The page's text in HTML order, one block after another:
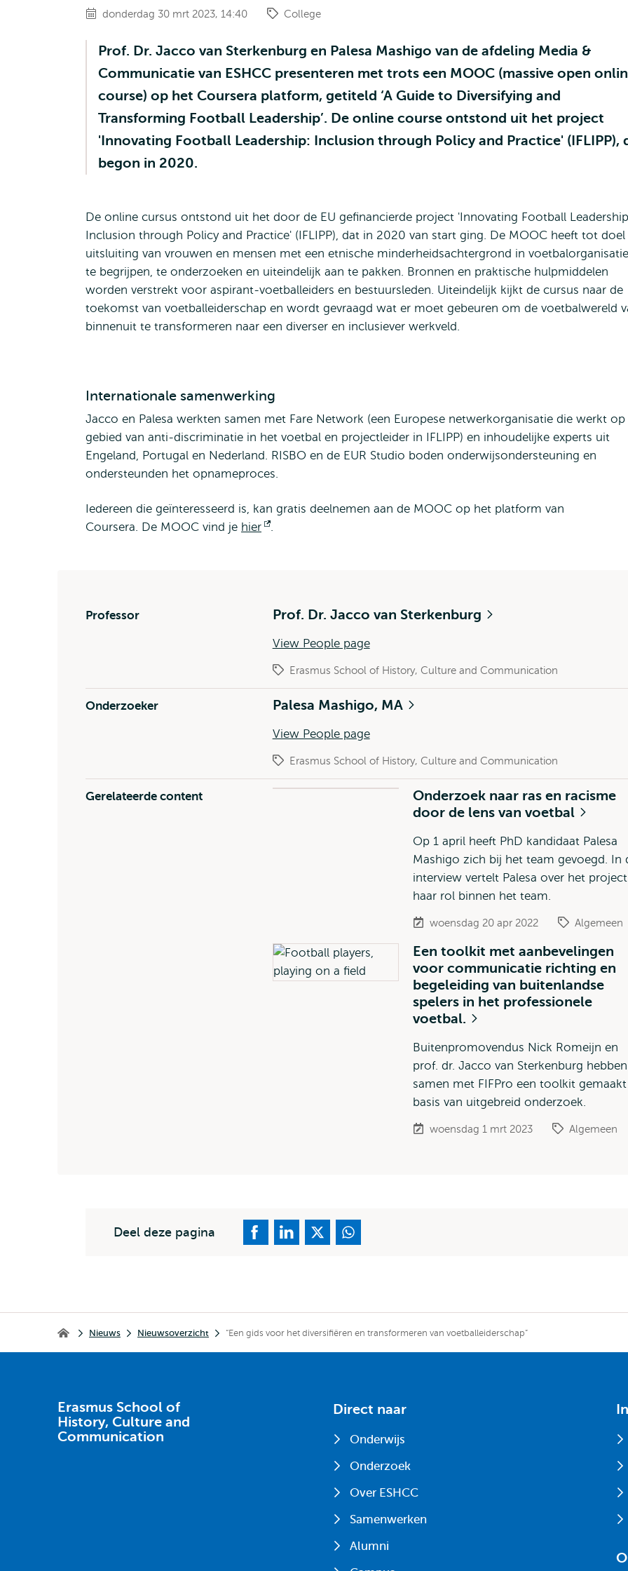
donderdag 30 mrt 2023, 14:40 College
Prof. Dr. Jacco van Sterkenburg en Palesa Mashigo van de afdeling Media &
Communicatie van ESHCC presenteren met trots een MOOC (massive open
course) op het Coursera platform, getiteld ‘A Guide to Diversifying and
Transforming Football Leadership’. De online course ontstond uit het project
'Innovating Football Leadership: Inclusion through Policy and Practice' (IFLIPP),
begon in 2020.
De online cursus ontstond uit het door de EU gefinancierde project 'Innovating Football
Inclusion through Policy and Practice' (IFLIPP), dat in 2020 van start ging. De MOOC heeft tot doel
uitsluiting van vrouwen en mensen met een etnische minderheidsachtergrond in
te begrijpen, te onderzoeken en uiteindelijk aan te pakken. Bronnen en praktische hulpmiddelen
worden verstrekt voor aspirant-voetballeiders en bestuursleden. Uiteindelijk kijkt de cursus naar de
toekomst van voetballeiderschap en wordt gevraagd wat er moet gebeuren om de voetbalwereld
binnenuit te transformeren naar een diverser en inclusiever werkveld.
Internationale samenwerking
Jacco en Palesa werkten samen met Fare Network (een Europese netwerkorganisatie die werkt
gebied van anti-discriminatie in het voetbal en projectleider in IFLIPP) en inhoudelijke experts uit
Engeland, Portugal en Nederland. RISBO en de EUR Studio boden onderwijsondersteuning en
ondersteunden het opnameproces.
Iedereen die geïnteresseerd is, kan gratis deelnemen aan de MOOC op het platform van
Coursera. De MOOC vind je hier
Opent
.
Professor Prof. Dr. Jacco van Sterkenburg
View People page
Erasmus School of History, Culture and Communication
Onderzoeker Palesa Mashigo, MA
View People page
Erasmus School of History, Culture and Communication
Gerelateerde content
Onderzoek naar ras en racisme
door de lens van voetbal
Op 1 april heeft PhD kandidaat Palesa
Mashigo zich bij het team gevoegd. In
interview vertelt Palesa over het
haar rol binnen het team.
woensdag 20 apr 2022 Algemeen
Een toolkit met aanbevelingen
voor communicatie richting en
begeleiding van buitenlandse
spelers in het professionele
voetbal.
Buitenpromovendus Nick Romeijn en
prof. dr. Jacco van Sterkenburg hebben
samen met FIFPro een toolkit
basis van uitgebreid onderzoek.
woensdag 1 mrt 2023 Algemeen
Deel deze pagina
Erasmus School of History, Culture and Communication
Nieuws Nieuwsoverzicht “Een gids voor het diversifiëren en transformeren van voetballeiderschap”
Erasmus School of
History, Culture and
Communication
Direct naar
Onderwijs
Onderzoek
Over ESHCC
Samenwerken
Alumni